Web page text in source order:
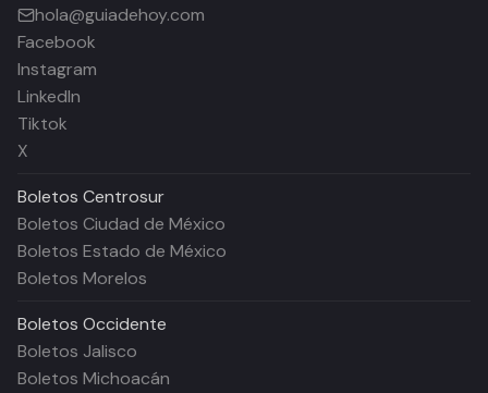
hola@guiadehoy.com
Facebook
Instagram
LinkedIn
Tiktok
X
Boletos Centrosur
Boletos Ciudad de México
Boletos Estado de México
Boletos Morelos
Boletos Occidente
Boletos Jalisco
Boletos Michoacán